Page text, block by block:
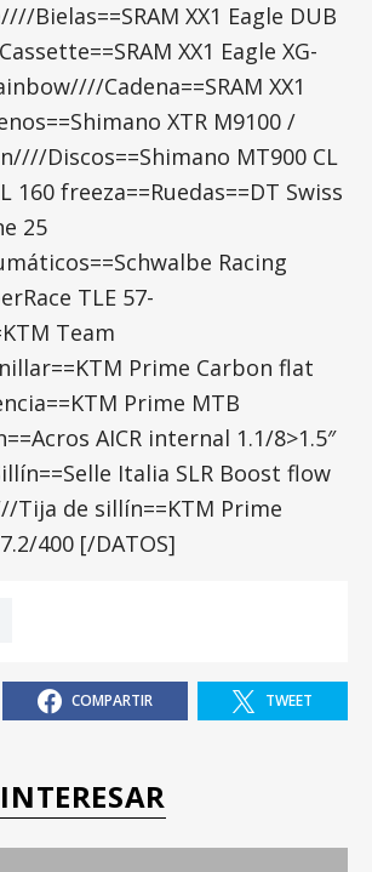
Bielas==SRAM XX1 Eagle DUB
XX1 Eagle XG-
Cadena==SRAM XX1
XTR M9100 /
Discos==Shimano MT900 CL
160 freeza==Ruedas==DT Swiss
25
Racing
TLE 57-
Team
Prime Carbon flat
Prime MTB
AICR internal 1.1/8>1.5″
Italia SLR Boost flow
Tija de sillín==KTM Prime
400 [/DATOS]
COMPARTIR TWEET